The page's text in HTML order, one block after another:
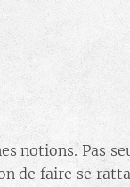
notions. Pas
de faire se